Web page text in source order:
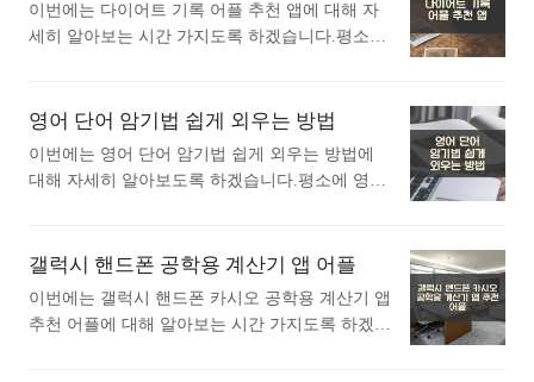
에 대해 자세히 알아보고 싶다면 따라오세요. 1.
노래방 노래검색 – TJ, KY 노래방 번호 검색 어플
"노래방 노래검색"로 검색했을때 1번째로 나오는
어플입니다. 아래는 노래방 노래검색 – TJ, KY 노
래방 번호 검색 어플에 대한 자세한 설명이니 참
이번에는 다이어트 기록 어플 추천 앱에 대해 자
세히 알아보는 시간 가지도록 하겠습니다.평소에
레이스토어에서 다이어트 기록어플로 검색했을때
다이어트 기록 어플에 대해 궁금하시다면 따라오
세요. 1. 체중 기록장 - 다이어트 체중/식단 기록
스토어에서 "다이어트 기록"로 검색했을때 1번째
로 나오는 어플입니다. 아래는 체중 기록장 - 다이
어트 체중/식단 기록 관리 어플에 대한 자세한 설
영어 단어 암기법 쉽게 외우는 방법
이번에는 영어 단어 암기법 쉽게 외우는 방법에
대해 자세히 알아보도록 하겠습니다.평소에 영어
어에서 영어 단어 암기법어플로 검색했을때 가장
는 영어 단어 암기법 어플에 대해 자세히 알아보
고 싶다면 따라오세요. 1. VoCat - 나만의 단어장
갤럭시 핸드폰 공학용 계산기 앱 어플
이번에는 갤럭시 핸드폰 카시오 공학용 계산기 앱
추천 어플에 대해 알아보는 시간 가지도록 하겠습